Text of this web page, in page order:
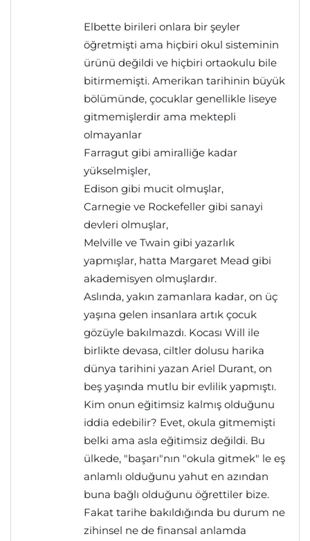
Elbette birileri onlara bir şeyler
öğretmişti ama hiçbiri okul sisteminin
ürünü değildi ve hiçbiri ortaokulu bile
bitirmemişti. Amerikan tarihinin büyük
bölümünde, çocuklar genellikle liseye
gitmemişlerdir ama mektepli
olmayanlar
Farragut gibi amiralliğe kadar
yükselmişler,
Edison gibi mucit olmuşlar,
Carnegie ve Rockefeller gibi sanayi
devleri olmuşlar,
Melville ve Twain gibi yazarlık
yapmışlar, hatta Margaret Mead gibi
akademisyen olmuşlardır.
Aslında, yakın zamanlara kadar, on üç
yaşına gelen insanlara artık çocuk
gözüyle bakılmazdı. Kocası Will ile
birlikte devasa, ciltler dolusu harika
dünya tarihini yazan Ariel Durant, on
beş yaşında mutlu bir evlilik yapmıştı.
Kim onun eğitimsiz kalmış olduğunu
iddia edebilir? Evet, okula gitmemişti
belki ama asla eğitimsiz değildi. Bu
ülkede, "başarı"nın "okula gitmek" le eş
anlamlı olduğunu yahut en azından
buna bağlı olduğunu öğrettiler bize.
Fakat tarihe bakıldığında bu durum ne
zihinsel ne de finansal anlamda